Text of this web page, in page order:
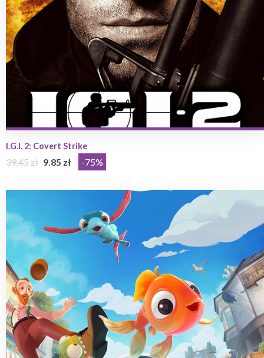
I.G.I. 2: Covert Strike
39.45 zł 9.85 zł -75%